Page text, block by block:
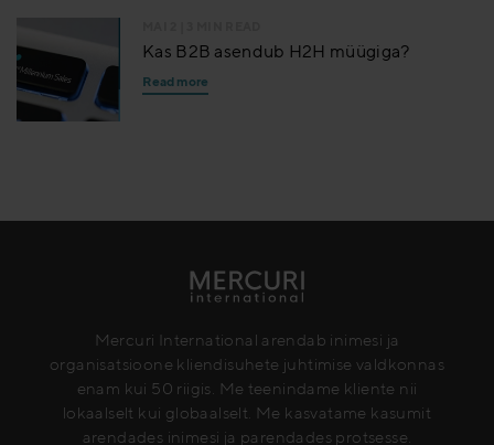
Kas B2B asendub H2H müügiga?
Read more
Mercuri International arendab inimesi ja
organisatsioone kliendisuhete juhtimise valdkonnas
enam kui 50 riigis. Me teenindame kliente nii
lokaalselt kui globaalselt. Me kasvatame kasumit
arendades inimesi ja parendades protsesse.